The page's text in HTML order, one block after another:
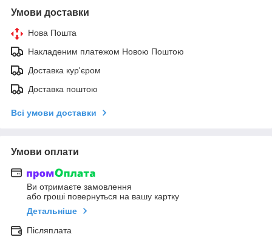
Умови доставки
Нова Пошта
Накладеним платежом Новою Поштою
Доставка кур'єром
Доставка поштою
Всі умови доставки
Умови оплати
Ви отримаєте замовлення
або гроші повернуться на вашу картку
Детальніше
Післяплата